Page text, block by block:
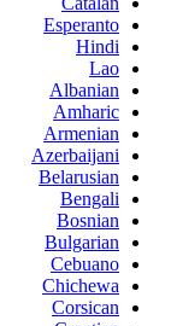
Esperanto
Hindi
Lao
Albanian
Amharic
Armenian
Azerbaijani
Belarusian
Bengali
Bosnian
Bulgarian
Cebuano
Chichewa
Corsican